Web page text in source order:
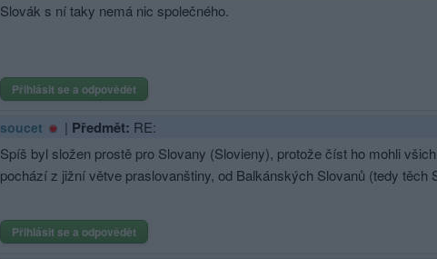
Slovák s ní taky nemá nic společného.
Přihlásit se a odpovědět
soucet | Předmět: RE:
Spíš byl složen prostě pro Slovany (Slovieny), protože číst ho mohli
pochází z jižní větve praslovanštiny, od Balkánských Slovanů (tedy těch
Přihlásit se a odpovědět